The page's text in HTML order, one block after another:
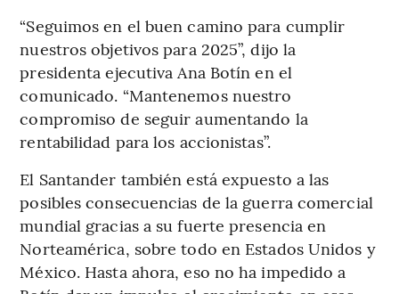
“Seguimos en el buen camino para cumplir
nuestros objetivos para 2025”, dijo la
presidenta ejecutiva Ana Botín en el
comunicado. “Mantenemos nuestro
compromiso de seguir aumentando la
rentabilidad para los accionistas”.
El Santander también está expuesto a las
posibles consecuencias de la guerra comercial
mundial gracias a su fuerte presencia en
Norteamérica, sobre todo en Estados Unidos y
México. Hasta ahora, eso no ha impedido a